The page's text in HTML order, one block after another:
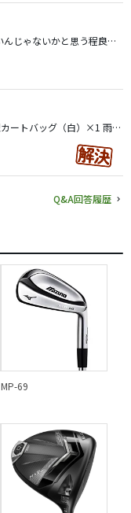
BSの201CB 打感、打音はこれ以上ないんじゃないかと思う程良い。 操作性とちょっとのやさしさもバランスが非常に良い。 スリクソンの様なお助けソールではないけど抜けはかなり良いソール。 見た目もクラシカルな男前アイアン。 値引率が意外と良いBS。 ここ近年にない5拍子揃った名器だと個人的には思っています。 テーラーのPシリーズはかっこいいけど打感と値段が。 スリクソンもとても良いクラブですがZXシリーズになってメッキが弱い。 タイトのT100Sもカッコイイし打感も悪くないしやさしいけど高すぎる。 PINGも良いクラブだが打感と見た目（構えた感じ）が独特
全部で4個持ってます メインで使う9型カートバッグ（白）×1 雨の日に使う9型カートバッグ（黒）×1 練習場やショートコースで使う9型スタンド式×1 ストック品を入れとく物（9型）×1 場所とって家族から苦情はきてますが、何とか誤魔化しながら所持してます笑
Q&A回答履歴
MP-69